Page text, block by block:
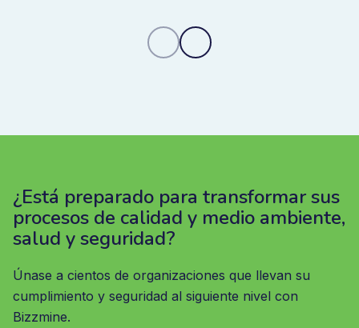
¿Está preparado para transformar sus
procesos de calidad y medio ambiente,
salud y seguridad?
Únase a cientos de organizaciones que llevan su
cumplimiento y seguridad al siguiente nivel con
Bizzmine.